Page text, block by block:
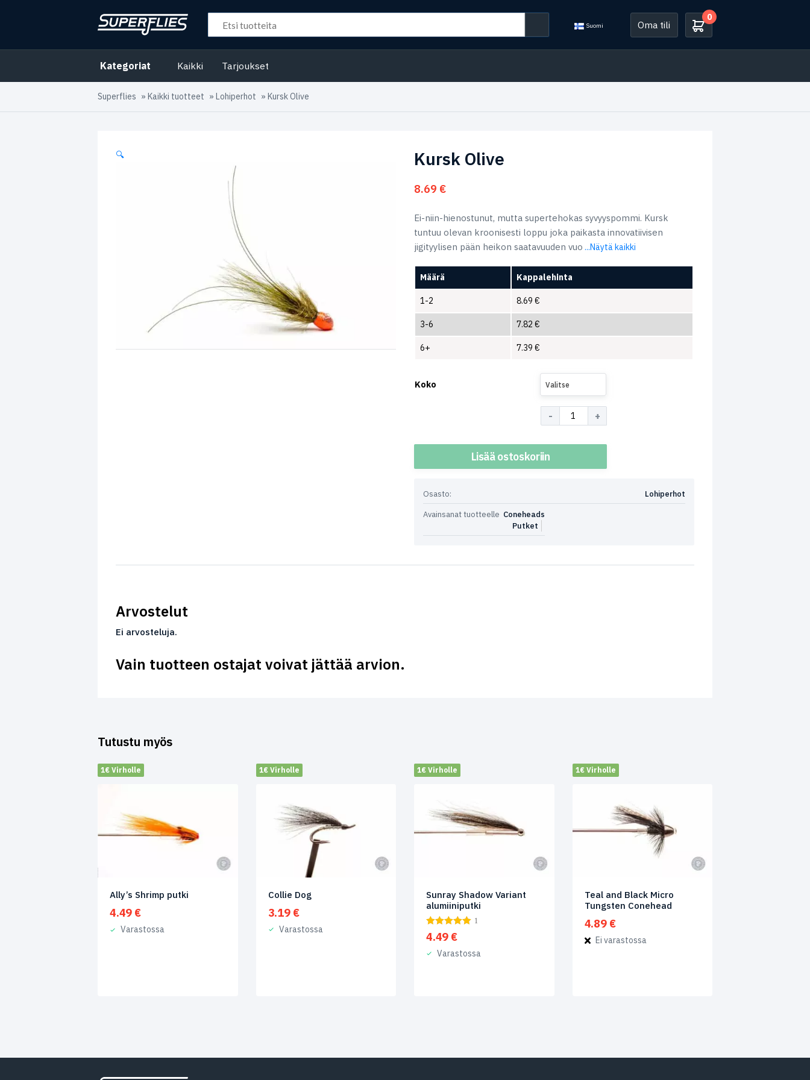
Suomi Oma tili
0
Kategoriat Kaikki Tarjoukset
Superflies » Kaikki tuotteet » Lohiperhot » Kursk Olive
🔍 Kursk Olive
8.69 €
Ei-niin-hienostunut, mutta supertehokas syvyyspommi. Kursk
tuntuu olevan kroonisesti loppu joka paikasta innovatiivisen
jigityylisen pään heikon saatavuuden vuo ...Näytä kaikki
Määrä Kappalehinta
1-2 8.69 €
3-6 7.82 €
6+ 7.39 €
Koko Valitse
Lisää ostoskoriin
Osasto:
Lohiperhot
Avainsanat tuotteelle Coneheads
Putket
Arvostelut
Ei arvosteluja.
Vain tuotteen ostajat voivat jättää arvion.
Tutustu myös
1€ Virholle
Ally’s Shrimp putki
4.49 €
Varastossa
1€ Virholle
Collie Dog
3.19 €
Varastossa
1€ Virholle
Sunray Shadow Variant
alumiiniputki
1
4.49 €
Varastossa
1€ Virholle
Teal and Black Micro
Tungsten Conehead
4.89 €
Ei varastossa